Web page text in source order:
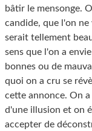
bâtir le mensonge.
candide, que l'on ne
serait tellement
sens que l'on a
bonnes ou de
quoi on a cru se
cette annonce. On
d'une illusion et on
accepter de